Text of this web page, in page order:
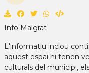
Info Malgrat
L'informatiu inclou
aquest espai hi tenen
culturals del municipi,